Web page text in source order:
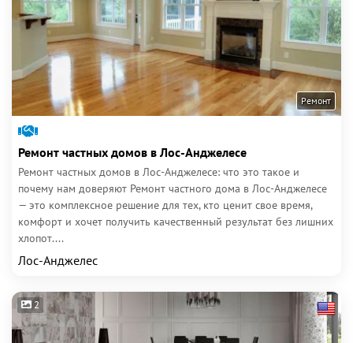
Ремонт
Ремонт частных домов в Лос-Анджелесе
Ремонт частных домов в Лос-Анджелесе: что это такое и
почему нам доверяют Ремонт частного дома в Лос-Анджелесе
— это комплексное решение для тех, кто ценит свое время,
комфорт и хочет получить качественный результат без лишних
хлопот....
Лос-Анджелес
2